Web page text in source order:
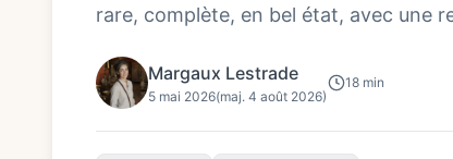
rare, complète, en bel état, avec une
Margaux Lestrade
5 mai 2026(maj. 4 août 2026)
18 min